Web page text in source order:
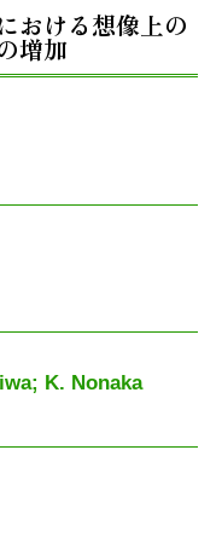
おける想像上の
増加
K. Nonaka